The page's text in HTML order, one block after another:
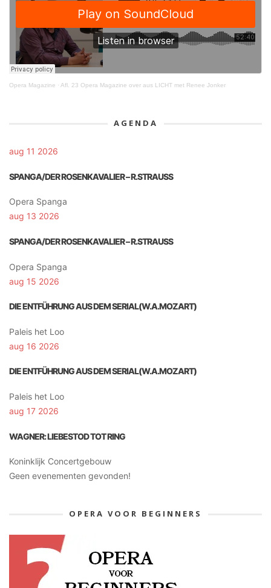
Opera Magazine · Afl. 23 Opera Magazine over aus LICHT met Renee Jonker
AGENDA
aug 11 2026
SPANGA/DER ROSENKAVALIER – R.STRAUSS
Opera Spanga
aug 13 2026
SPANGA/DER ROSENKAVALIER – R.STRAUSS
Opera Spanga
aug 15 2026
DIE ENTFÜHRUNG AUS DEM SERIAL(W.A.MOZART)
Paleis het Loo
aug 16 2026
DIE ENTFÜHRUNG AUS DEM SERIAL(W.A.MOZART)
Paleis het Loo
aug 17 2026
WAGNER: LIEBESTOD TOT RING
Koninklijk Concertgebouw
Geen evenementen gevonden!
OPERA VOOR BEGINNERS